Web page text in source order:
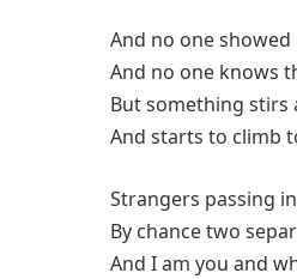
And no one
And no one knows
But something stirs
And starts to climb
Strangers passing
By chance two
And I am you and